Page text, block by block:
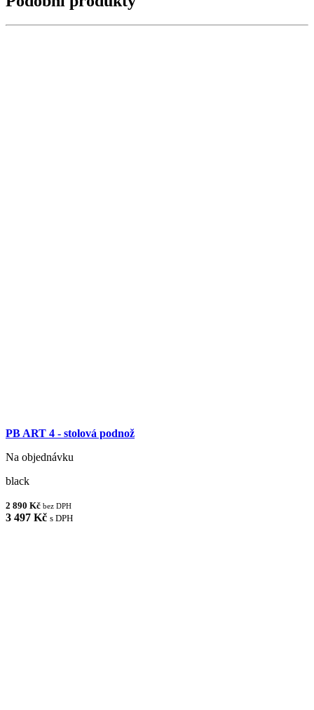
PB ART 4 - stolová podnož
Na objednávku
black
2 890 Kč bez DPH
3 497 Kč s DPH